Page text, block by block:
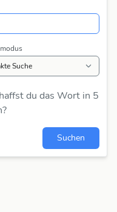
du das Wort in 5
Suchen